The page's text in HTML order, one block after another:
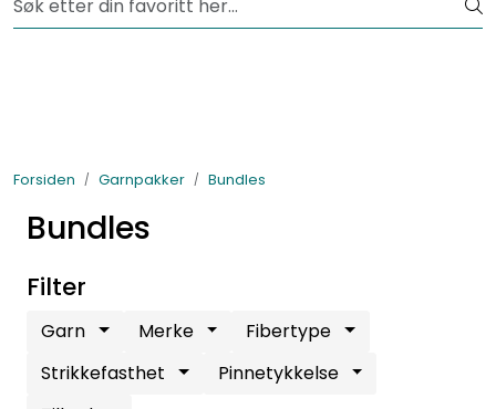
Skip to main contentFri frakt fra kr 1200,-
Forsiden Garnpakker Bundles
Bundles
Filter
Garn Merke
Fibertype
Strikkefasthet
Pinnetykkelse
Garn
Tilbehør
Bøker